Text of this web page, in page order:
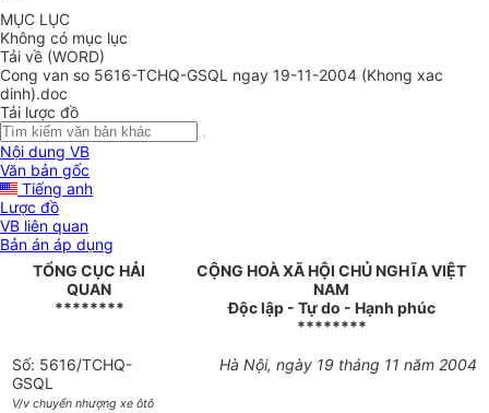
MỤC LỤC
Không có mục lục
Tải về (WORD)
Cong van so 5616-TCHQ-GSQL ngay 19-11-2004 (Khong xac
dinh).doc
Tải lược đồ
Nội dung VB
Văn bản gốc
Tiếng anh
Lược đồ
VB liên quan
Bản án áp dụng
TỔNG CỤC HẢI
QUAN
********
CỘNG HOÀ XÃ HỘI CHỦ NGHĨA VIỆT
NAM
Độc lập - Tự do - Hạnh phúc
********
Số: 5616/TCHQ-
GSQL
V/v chuyển nhượng xe ôtô
Hà Nội, ngày 19 tháng 11 năm 2004